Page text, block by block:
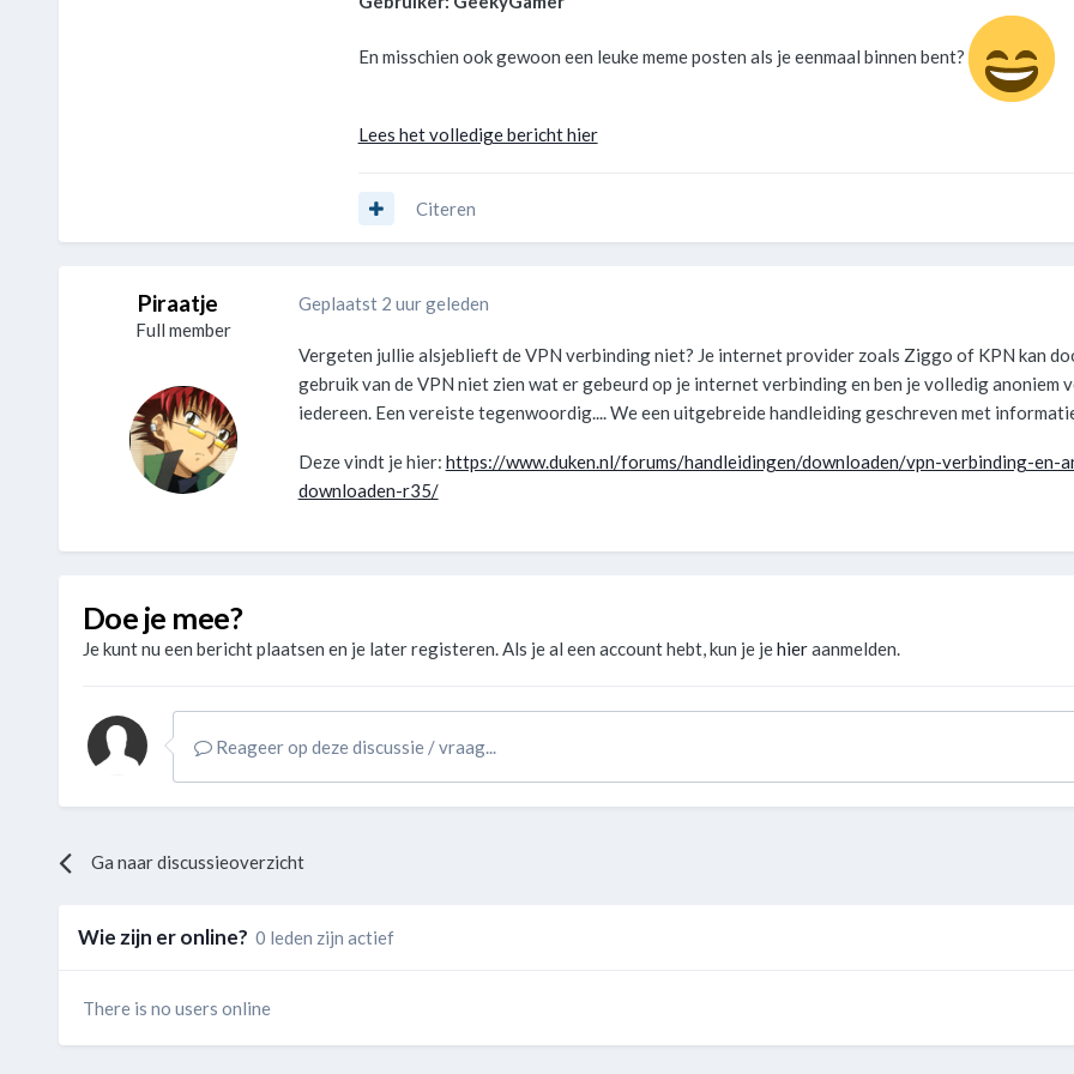
En misschien ook gewoon een leuke meme posten als je eenmaal binnen bent?
Lees het volledige bericht hier
Citeren
Piraatje
Full member
Geplaatst 2 uur geleden
Vergeten jullie alsjeblieft de VPN verbinding niet? Je internet provider zoals Ziggo of KPN kan
gebruik van de VPN niet zien wat er gebeurd op je internet verbinding en ben je volledig anoniem
iedereen. Een vereiste tegenwoordig.... We een uitgebreide handleiding geschreven met
Deze vindt je hier: https://www.duken.nl/forums/handleidingen/downloaden/vpn-verbinding-en-
downloaden-r35/
Doe je mee?
Je kunt nu een bericht plaatsen en je later registeren. Als je al een account hebt, kun je jehieraanmelden.
Reageer op deze discussie / vraag...
Ga naar discussieoverzicht
Wie zijn er online? 0 leden zijn actief
There is no users online